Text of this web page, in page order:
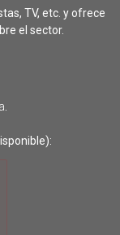
TV, etc. y ofrece
el sector.